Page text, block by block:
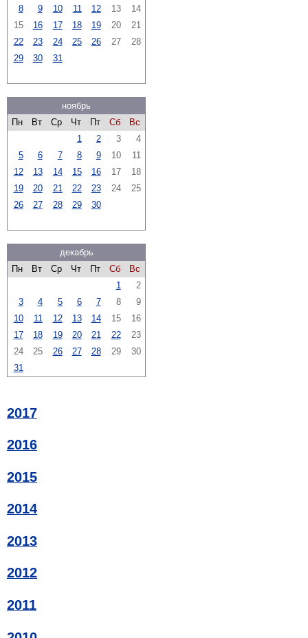
8
9 10 11 12 13
14
15
16 17 18 19 20
21
22
23 24 25 26 27
28
29
30 31
ноябрь
Пн
Вт Ср Чт Пт Сб
Вс
1
2 3
4
5
6 7 8 9 10
11
12
13 14 15 16 17
18
19
20 21 22 23 24
25
26
27 28 29 30
декабрь
Пн
Вт Ср Чт Пт Сб
Вс
1
2
3
4 5 6 7 8
9
10
11 12 13 14 15
16
17
18 19 20 21 22
23
24
25 26 27 28 29
30
31
2017
2016
2015
2014
2013
2012
2011